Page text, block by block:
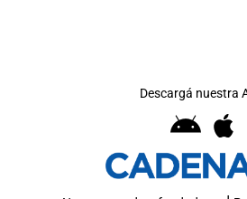
Descargá nuestra